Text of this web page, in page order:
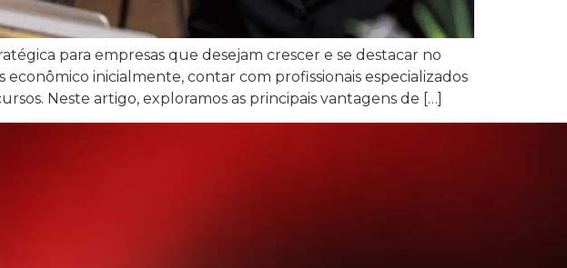
para empresas que desejam crescer e se destacar no
inicialmente, contar com profissionais especializados
Neste artigo, exploramos as principais vantagens de […]